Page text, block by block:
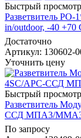
Быстрый просмотр
Разветвитель
in/outdoor, -40 +70
Достаточно
Артикул: 130602-
Уточнить цену
Быстрый просмотр
Разветвитель
ССД МПА3/
По запросу